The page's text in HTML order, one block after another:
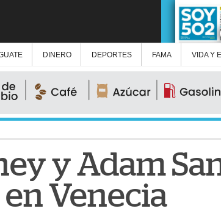
DINERO DEPORTES FAMA VIDA Y
y Adam
Venecia